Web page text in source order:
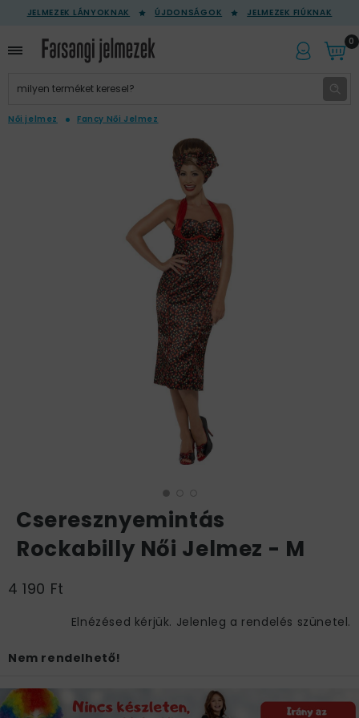
JELMEZEK LÁNYOKNAK ÚJDONSÁGOK JELMEZEK FIÚKNAK
0
Női jelmez Fancy Női Jelmez
Cseresznyemintás
Rockabilly Női Jelmez - M
4 190 Ft
Elnézésed kérjük. Jelenleg a rendelés szünetel.
Nem rendelhető!